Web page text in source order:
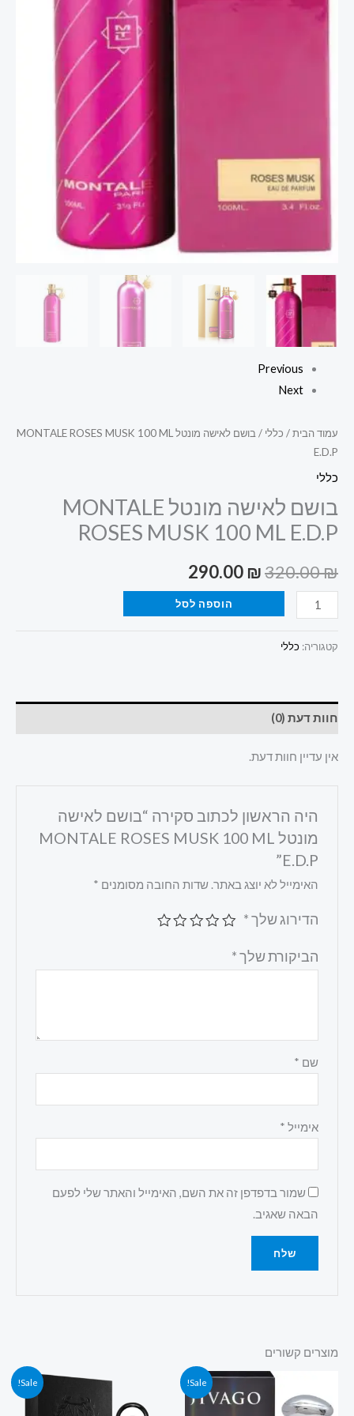
Previous
Next
עמוד הבית/ כללי
/ בושם לאישה מונטל MONTALE ROSES MUSK 100 ML
E.D.P
כללי
בושם לאישה מונטל MONTALE
ROSES MUSK 100 ML E.D.P
320.00₪
290.00 ₪
הוספה לסל
קטגוריה: כללי
חוות דעת (0)
אין עדיין חוות דעת.
היה הראשון לכתוב סקירה “בושם לאישה
מונטל MONTALE ROSES MUSK 100 ML
E.D.P”
האימייל לא יוצג באתר. שדות החובה מסומנים *
הדירוג שלך*
הביקורת שלך*
שם *
אימייל *
שמור בדפדפן זה את השם, האימייל והאתר שלי לפעם
הבאה שאגיב.
מוצרים קשורים
Sale!
המחיר
היה:
המחיר
הנוכחי
הוא:
Sale!
המחיר
היה:
המחיר
הוא: